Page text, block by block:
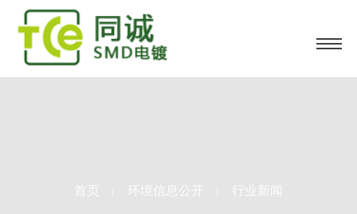
首页 环境信息公开 行业新闻